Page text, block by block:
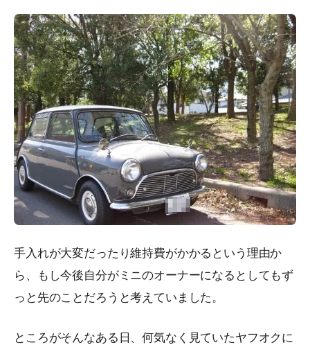
手入れが大変だったり維持費がかかるという理由か
ら、もし今後自分がミニのオーナーになるとしてもず
っと先のことだろうと考えていました。
ところがそんなある日、何気なく見ていたヤフオクに